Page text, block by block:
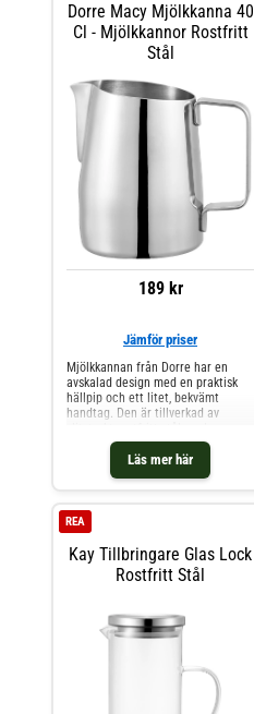
Dorre Macy Mjölkkanna 40
Cl - Mjölkkannor Rostfritt
Stål
189 kr
Läs mer här
Jämför priser
Mjölkkannan från Dorre har en
avskalad design med en praktisk
hällpip och ett litet, bekvämt
handtag. Den är tillverkad av
blank finish. Om mjölkkannan från
Dorre- Tillverkad av rostfritt stål.-
Praktisk hällpip.- Bekvämt handtag.
och mer Vatten Kaffe & Te hos
Royal Design.
Kay Tillbringare Glas Lock
Rostfritt Stål
REA